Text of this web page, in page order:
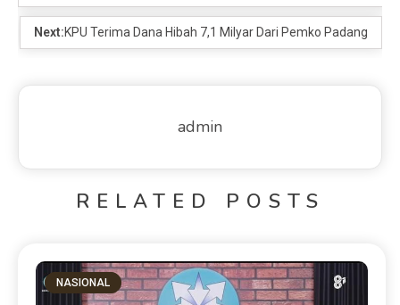
Next:KPU Terima Dana Hibah 7,1 Milyar Dari Pemko Padang
admin
RELATED POSTS
NASIONAL